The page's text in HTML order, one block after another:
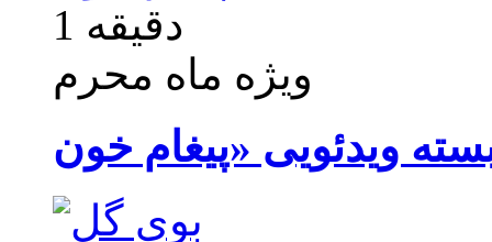
1 دقیقه
ویژه ماه محرم